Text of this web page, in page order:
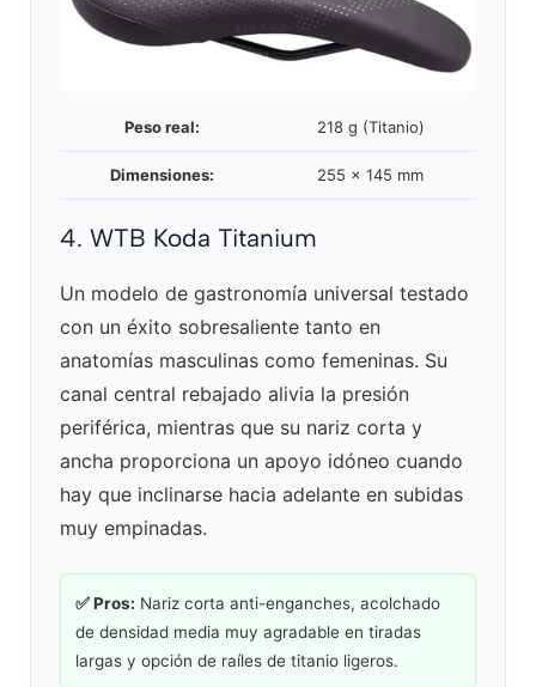
Peso real: 218 g (Titanio)
Dimensiones: 255 x 145 mm
4. WTB Koda Titanium
Un modelo de gastronomía universal testado
con un éxito sobresaliente tanto en
anatomías masculinas como femeninas. Su
canal central rebajado alivia la presión
periférica, mientras que su nariz corta y
ancha proporciona un apoyo idóneo cuando
hay que inclinarse hacia adelante en subidas
muy empinadas.
✅ Pros: Nariz corta anti-enganches, acolchado
de densidad media muy agradable en tiradas
largas y opción de raíles de titanio ligeros.